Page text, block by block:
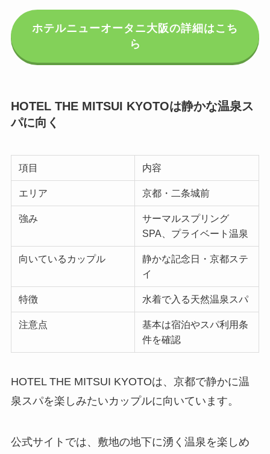
ホテルニューオータニ大阪の詳細はこち
ら
HOTEL THE MITSUI KYOTOは静かな温泉ス
パに向く
項目 内容
エリア 京都・二条城前
強み
サーマルスプリング
SPA、プライベート温泉
向いているカップル
静かな記念日・京都ステ
イ
特徴 水着で入る天然温泉スパ
注意点
基本は宿泊やスパ利用条
件を確認
HOTEL THE MITSUI KYOTOは、京都で静かに温
泉スパを楽しみたいカップルに向いています。
公式サイトでは、敷地の地下に湧く温泉を楽しめ